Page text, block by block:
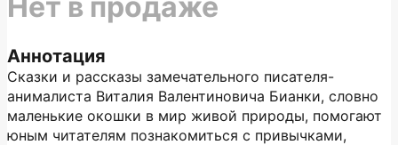
Аннотация
Сказки и рассказы замечательного писателя-
анималиста Виталия Валентиновича Бианки, словно
маленькие окошки в мир живой природы, помогают
юным читателям познакомиться с привычками,